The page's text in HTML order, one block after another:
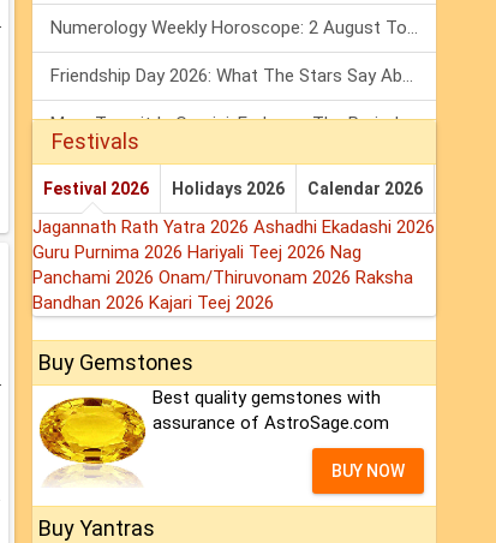
Numerology Weekly Horoscope: 2 August To 8 August, 2026
Friendship Day 2026: What The Stars Say About Your Best Friend!
Mars Transit In Gemini: Embrace The Period Full Of Energy & Intelligence
Festivals
Festival 2026 Holidays 2026 Calendar 2026
Jagannath Rath Yatra 2026 Ashadhi Ekadashi 2026
Guru Purnima 2026 Hariyali Teej 2026 Nag
Panchami 2026 Onam/Thiruvonam 2026 Raksha
Bandhan 2026 Kajari Teej 2026
Buy Gemstones
Best quality gemstones with
assurance of AstroSage.com
BUY NOW
Buy Yantras